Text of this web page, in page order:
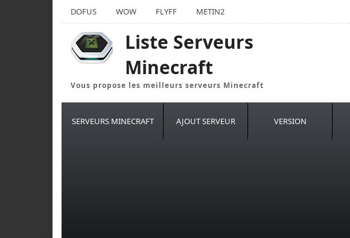
DOFUS WOW FLYFF METIN2
Liste Serveurs
Minecraft
Vous propose les meilleurs serveurs Minecraft
SERVEURS MINECRAFT AJOUT SERVEUR VERSION